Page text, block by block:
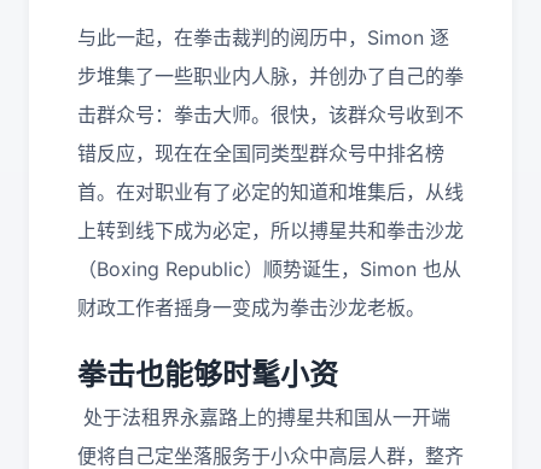
与此一起，在拳击裁判的阅历中，Simon 逐
步堆集了一些职业内人脉，并创办了自己的拳
击群众号：拳击大师。很快，该群众号收到不
错反应，现在在全国同类型群众号中排名榜
首。在对职业有了必定的知道和堆集后，从线
上转到线下成为必定，所以搏星共和拳击沙龙
（Boxing Republic）顺势诞生，Simon 也从
财政工作者摇身一变成为拳击沙龙老板。
拳击也能够时髦小资
处于法租界永嘉路上的搏星共和国从一开端
便将自己定坐落服务于小众中高层人群，整齐